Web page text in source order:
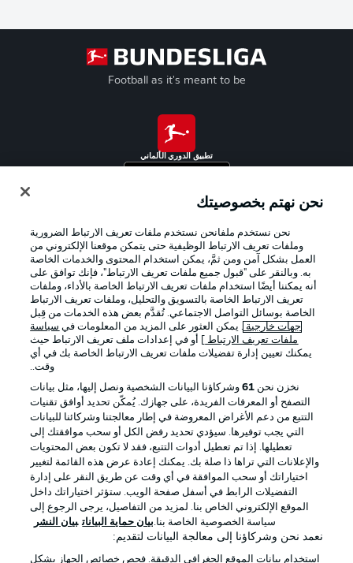
Football as it's meant to be
تطبيق الدوري الألماني
Official Partners
الإخطارات القانونية
إدارة التفضيلات بيان الخصوصية
شروط الاستخدام القنوات الناقلة
الوظائف جهة النشر
تواصل معنا اللاعبون
نحن نهتم بخصوصيتك
نحن نستخدم ملفانحن نستخدم ملفات تعريف الارتباط الضرورية
وملفات تعريف الارتباط الوظيفية حتى يتمكن موقعنا الإلكتروني من
العمل بشكل آمن ومن ثمَّ، يمكن استخدام المحتوى والخدمات الخاصة
به. وبالنقر على "قبول جميع ملفات تعريف الارتباط"، فإنك توافق على
أنه يمكننا أيضًا استخدام ملفات تعريف الارتباط الخاصة بالأداء، وملفات
تعريف الارتباط الخاصة بالتسويق والتحليل، وملفات تعريف الارتباط
الخاصة بوسائل التواصل الاجتماعي. تُقدَّم بعض هذه الخدمات من قِبل
جهات خارجية . يمكن العثور على المزيد من المعلومات في سياسة
ملفات تعريف الارتباط
] أو في إعدادات ملف تعريف الارتباط حيث
يمكنك تعيين إدارة تفضيلات ملفات تعريف الارتباط الخاصة بك في أي
وقت..
نخزن نحن 61وشركاؤنا البيانات الشخصية ونصل إليها، مثل بيانات
التصفح أو المعرفات الفريدة، على جهازك. يُمكّن تحديد أوافق تقنيات
التتبع من دعم الأغراض المعروضة في إطار معالجتنا وشركائنا للبيانات
التي يجب توفيرها. سيؤدي تحديد رفض الكل أو سحب موافقتك إلى
تعطيلها. إذا تم تعطيل أدوات التتبع، فقد لا تكون بعض المحتويات
والإعلانات التي تراها ذا صلة بك. يمكنك إعادة عرض هذه القائمة لتغيير
اختياراتك أو سحب الموافقة في أي وقت عن طريق النقر على إدارة
التفضيلات الرابط في أسفل صفحة الويب. ستؤثر اختياراتك داخل
الموقع الإلكتروني الخاص بنا. لمزيد من التفاصيل، يرجى الرجوع إلى
سياسة الخصوصية الخاصة بنا.بيان حماية البيانات بيان النشر
نعمد نحن وشركاؤنا إلى معالجة البيانات لتقديم:
استخدام بيانات الموقع الجغرافي الدقيقة. فحص خصائص الجهاز بشكل